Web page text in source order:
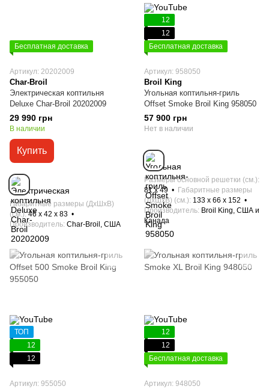
Бесплатная доставка
Артикул: 20202009
Char-Broil
Электрическая коптильня
Deluxe Char-Broil 20202009
29 990 грн
В наличии
Купить
Габаритные размеры (ДхШхВ)
(см.) 46 x 42 x 83
Производитель Char-Broil, США
12
12
Бесплатная доставка
Артикул: 958050
Broil King
Угольная коптильня-гриль
Offset Smoke Broil King 958050
57 900 грн
Нет в наличии
Размеры основной решетки (см.)
81 х 49
Габаритные размеры
(ДхШхВ) (см.) 133 x 66 x 152
Производитель Broil King, США и
Канада
ТОП
12
12
Артикул: 955050
12
12
Бесплатная доставка
Артикул: 948050